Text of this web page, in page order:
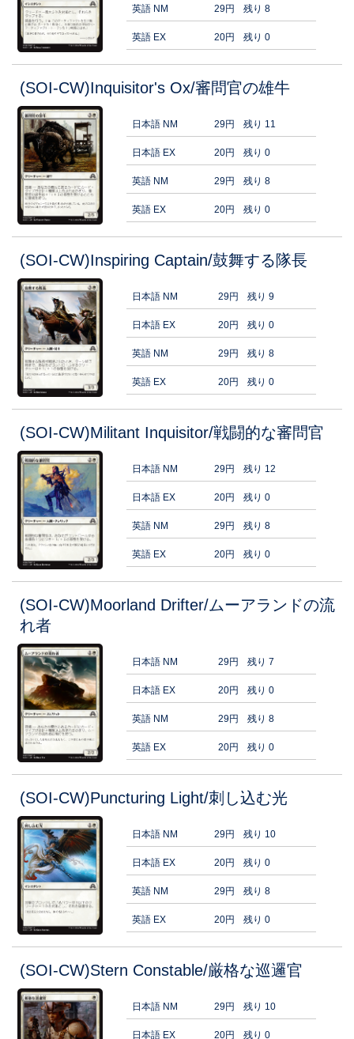
英語 NM 29円 残り 8
英語 EX 20円 残り 0
(SOI-CW)Inquisitor's Ox/審問官の雄牛
日本語 NM 29円 残り 11
日本語 EX 20円 残り 0
英語 NM 29円 残り 8
英語 EX 20円 残り 0
(SOI-CW)Inspiring Captain/鼓舞する隊長
日本語 NM 29円 残り 9
日本語 EX 20円 残り 0
英語 NM 29円 残り 8
英語 EX 20円 残り 0
(SOI-CW)Militant Inquisitor/戦闘的な審問官
日本語 NM 29円 残り 12
日本語 EX 20円 残り 0
英語 NM 29円 残り 8
英語 EX 20円 残り 0
(SOI-CW)Moorland Drifter/ムーアランドの流
れ者
日本語 NM 29円 残り 7
日本語 EX 20円 残り 0
英語 NM 29円 残り 8
英語 EX 20円 残り 0
(SOI-CW)Puncturing Light/刺し込む光
日本語 NM 29円 残り 10
日本語 EX 20円 残り 0
英語 NM 29円 残り 8
英語 EX 20円 残り 0
(SOI-CW)Stern Constable/厳格な巡邏官
日本語 NM 29円 残り 10
日本語 EX 20円 残り 0